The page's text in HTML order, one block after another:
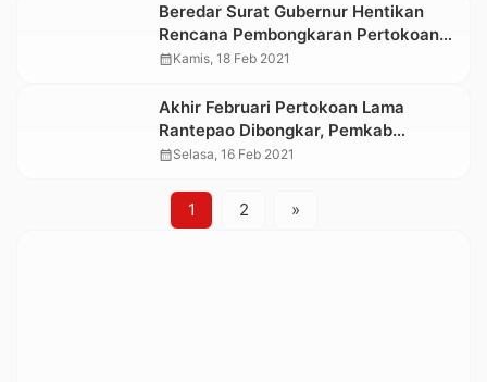
Beredar Surat Gubernur Hentikan
Rencana Pembongkaran Pertokoan
Lama Rantepao, Pemkab: Resminya
calendar_monthKamis, 18 Feb 2021
Akhir Februari Pertokoan Lama
Rantepao Dibongkar, Pemkab
Sampaikan SP2 kepada Pedagang
calendar_monthSelasa, 16 Feb 2021
1 2 »